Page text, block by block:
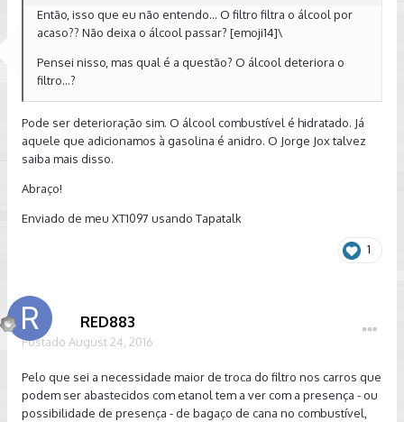
Então, isso que eu não entendo... O filtro filtra o álcool por
acaso?? Não deixa o álcool passar? [emoji14]\
Pensei nisso, mas qual é a questão? O álcool deteriora o
filtro...?
Pode ser deterioração sim. O álcool combustível é hidratado. Já
aquele que adicionamos à gasolina é anidro. O Jorge Jox talvez
saiba mais disso.
Abraço!
Enviado de meu XT1097 usando Tapatalk
1
RED883
Postado August 24, 2016
Pelo que sei a necessidade maior de troca do filtro nos carros que
podem ser abastecidos com etanol tem a ver com a presença - ou
possibilidade de presença - de bagaço de cana no combustível,